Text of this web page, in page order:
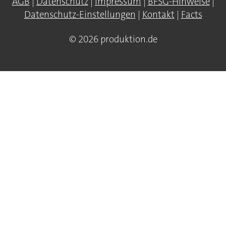
Datenschutz-Einstellungen | Kontakt| Facts
© 2026 produktion.de